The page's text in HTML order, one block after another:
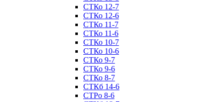
СТКо 12-7
СТКо 12-6
СТКо 11-7
СТКо 11-6
СТКо 10-7
СТКо 10-6
СТКо 9-7
СТКо 9-6
СТКо 8-7
СТКб 14-6
СТРо 8-6